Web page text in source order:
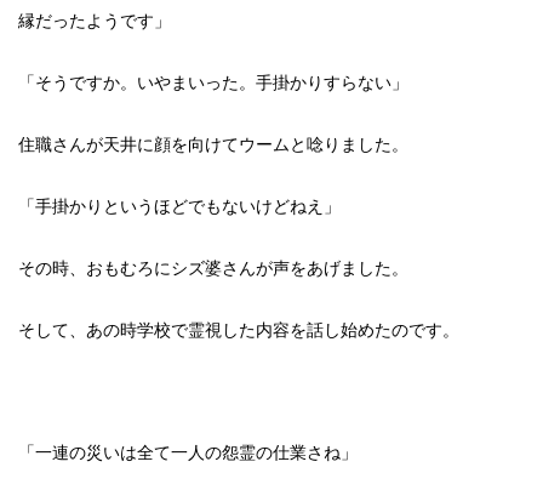
縁だったようです」
「そうですか。いやまいった。手掛かりすらない」
住職さんが天井に顔を向けてウームと唸りました。
「手掛かりというほどでもないけどねえ」
その時、おもむろにシズ婆さんが声をあげました。
そして、あの時学校で霊視した内容を話し始めたのです。
「一連の災いは全て一人の怨霊の仕業さね」